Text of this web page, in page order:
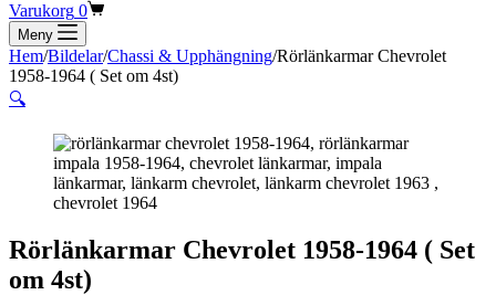
Varukorg 0
Meny
Hem/Bildelar/Chassi & Upphängning/Rörlänkarmar Chevrolet
1958-1964 ( Set om 4st)
🔍
Rörlänkarmar Chevrolet 1958-1964 ( Set
om 4st)